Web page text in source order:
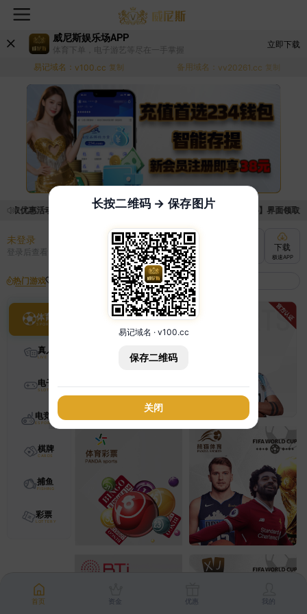
威尼斯娱乐场APP
体育下单，电子游艺等尽在一手掌握
立即下载
易记域名： v100.cc 复制 备用域名： vv20261.cc 复制
取优惠活动的手续麻烦，已新增优惠系统，现在可以前往【福利中心】界面领取
未登录
登录后查看 充值
快速到账
下载
极速APP
热门游戏
体育
真人
电子
电竞
棋牌
捕鱼
彩票
首页 资金 优惠 我的
长按二维码 → 保存图片
易记域名 · v100.cc
保存二维码
关闭